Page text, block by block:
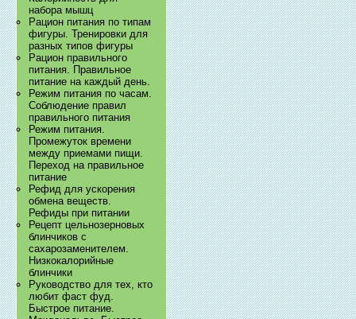
набора мышц
Рацион питания по типам
фигуры. Тренировки для
разных типов фигуры
Рацион правильного
питания. Правильное
питание на каждый день.
Режим питания по часам.
Соблюдение правил
правильного питания
Режим питания.
Промежуток времени
между приемами пищи.
Переход на правильное
питание
Рефид для ускорения
обмена веществ.
Рефиды при питании
Рецепт цельнозерновых
блинчиков с
сахарозаменителем.
Низкокалорийные
блинчики
Руководство для тех, кто
любит фаст фуд.
Быстрое питание.